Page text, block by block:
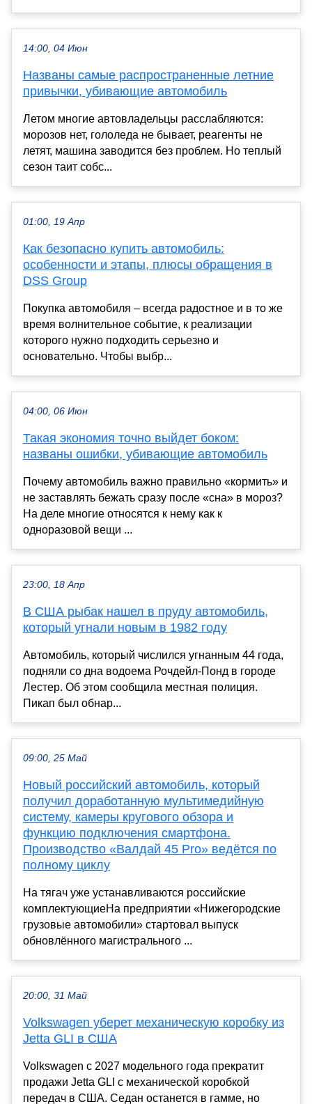
14:00, 04 Июн
Названы самые распространенные летние
привычки, убивающие автомобиль
Летом многие автовладельцы расслабляются:
морозов нет, гололеда не бывает, реагенты не
летят, машина заводится без проблем. Но теплый
сезон таит собс...
01:00, 19 Апр
Как безопасно купить автомобиль:
особенности и этапы, плюсы обращения в
DSS Group
Покупка автомобиля – всегда радостное и в то же
время волнительное событие, к реализации
которого нужно подходить серьезно и
основательно. Чтобы выбр...
04:00, 06 Июн
Такая экономия точно выйдет боком:
названы ошибки, убивающие автомобиль
Почему автомобиль важно правильно «кормить» и
не заставлять бежать сразу после «сна» в мороз?
На деле многие относятся к нему как к
одноразовой вещи ...
23:00, 18 Апр
В США рыбак нашел в пруду автомобиль,
который угнали новым в 1982 году
Автомобиль, который числился угнанным 44 года,
подняли со дна водоема Рочдейл-Понд в городе
Лестер. Об этом сообщила местная полиция.
Пикап был обнар...
09:00, 25 Май
Новый российский автомобиль, который
получил доработанную мультимедийную
систему, камеры кругового обзора и
функцию подключения смартфона.
Производство «Валдай 45 Pro» ведётся по
полному циклу
На тягач уже устанавливаются российские
комплектующиеНа предприятии «Нижегородские
грузовые автомобили» стартовал выпуск
обновлённого магистрального ...
20:00, 31 Май
Volkswagen уберет механическую коробку из
Jetta GLI в США
Volkswagen с 2027 модельного года прекратит
продажи Jetta GLI с механической коробкой
передач в США. Седан останется в гамме, но